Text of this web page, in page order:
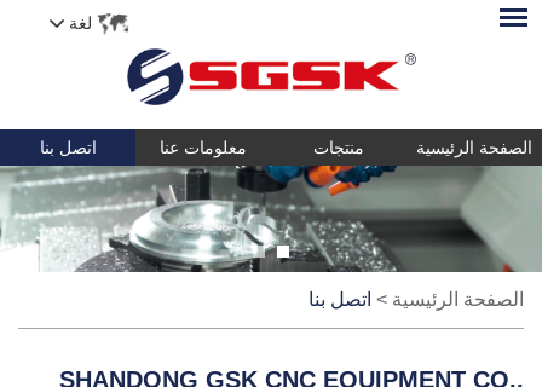
لغة
الصفحة الرئيسية منتجات معلومات عنا اتصل بنا
الصفحة الرئيسية > اتصل بنا
SHANDONG GSK CNC EQUIPMENT CO.,